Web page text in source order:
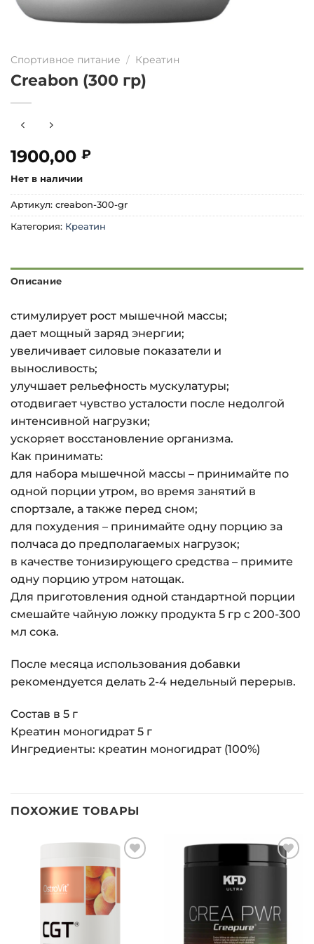
Спортивное питание / Креатин
Creabon (300 гр)
1900,00 ₽
Нет в наличии
Артикул: creabon-300-gr
Категория: Креатин
Описание
стимулирует рост мышечной массы;
дает мощный заряд энергии;
увеличивает силовые показатели и
выносливость;
улучшает рельефность мускулатуры;
отодвигает чувство усталости после недолгой
интенсивной нагрузки;
ускоряет восстановление организма.
Как принимать:
для набора мышечной массы – принимайте по
одной порции утром, во время занятий в
спортзале, а также перед сном;
для похудения – принимайте одну порцию за
полчаса до предполагаемых нагрузок;
в качестве тонизирующего средства – примите
одну порцию утром натощак.
Для приготовления одной стандартной порции
смешайте чайную ложку продукта 5 гр с 200-300
мл сока.
После месяца использования добавки
рекомендуется делать 2-4 недельный перерыв.
Состав в 5 г
Креатин моногидрат 5 г
Ингредиенты: креатин моногидрат (100%)
ПОХОЖИЕ ТОВАРЫ
Добавить
в список
желаний
Добавить